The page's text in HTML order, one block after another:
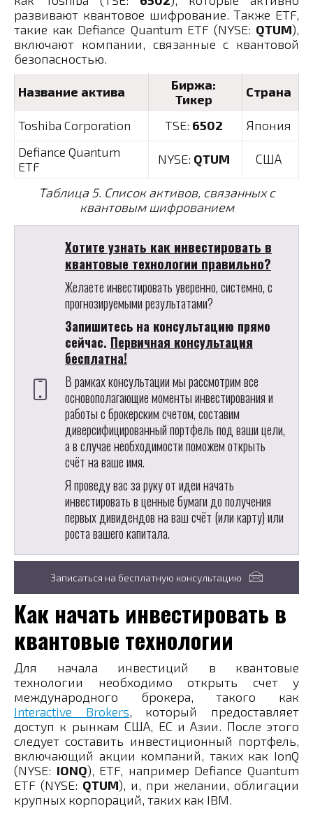
развивают квантовое шифрование. Также ETF,
такие как Defiance Quantum ETF (NYSE: QTUM),
включают компании, связанные с квантовой
безопасностью.
Название актива
Биржа:
Тикер
Страна
Toshiba Corporation TSE: 6502
Япония
Defiance Quantum
ETF
NYSE: QTUM США
Таблица 5. Список активов, связанных с
квантовым шифрованием
Хотите узнать как инвестировать в
квантовые технологии правильно?
Желаете инвестировать уверенно, системно, с
прогнозируемыми результатами?
Запишитесь на консультацию прямо
сейчас. Первичная консультация
бесплатна!
В рамках консультации мы рассмотрим все
основополагающие моменты инвестирования и
работы с брокерским счетом, составим
диверсифицированный портфель под ваши цели,
а в случае необходимости поможем открыть
счёт на ваше имя.
Я проведу вас за руку от идеи начать
инвестировать в ценные бумаги до получения
первых дивидендов на ваш счёт (или карту) или
роста вашего капитала.
Записаться на бесплатную консультацию
Как начать инвестировать в
квантовые технологии
Для начала инвестиций в квантовые
технологии необходимо открыть счет у
международного брокера, такого как
Interactive Brokers, который предоставляет
доступ к рынкам США, ЕС и Азии. После этого
следует составить инвестиционный портфель,
включающий акции компаний, таких как IonQ
(NYSE: IONQ), ETF, например Defiance Quantum
ETF (NYSE: QTUM), и, при желании, облигации
крупных корпораций, таких как IBM.